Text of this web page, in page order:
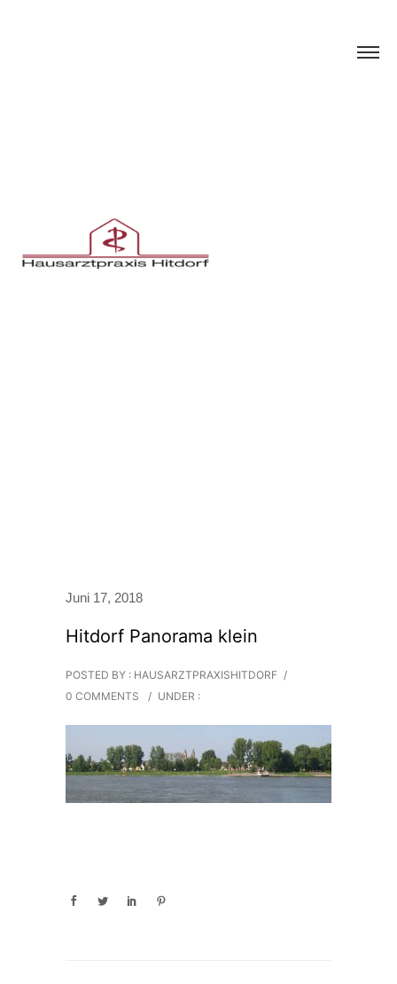
Juni 17, 2018
Hitdorf Panorama klein
POSTED BY : HAUSARZTPRAXISHITDORF /
0 COMMENTS
/ UNDER :